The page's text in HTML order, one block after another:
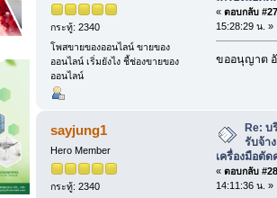
กระทู้: 2340
โพสขายของออนไลน์ ขายของ
ออนไลน์ เริ่มยังไง ชี้ช่องขายของ
ออนไลน์
« ตอบกลับ
15:28:29 น. »
ขออนุญาต
sayjung1
Hero Member
กระทู้: 2340
Re: บ
รับจ้า
เครื่องมือตั
« ตอบกลับ
14:11:36 น. »